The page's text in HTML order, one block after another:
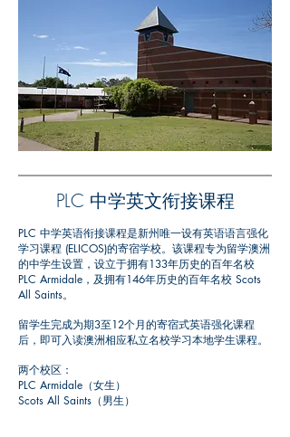
PLC 中学英文衔接课程
PLC 中学英语衔接课程是新州唯一设有英语语言强化
学习课程 (ELICOS)的寄宿学校。该课程专为留学澳洲
的中学生设置，设立于拥有133年历史的百年名校
PLC Armidale，及拥有146年历史的百年名校 Scots
All Saints。
留学生完成为期3至12个月的寄宿式英语强化课程
后，即可入读澳洲相应私立名校学习本地学生课程。
两个校区：
PLC Armidale（女生）
Scots All Saints（男生）